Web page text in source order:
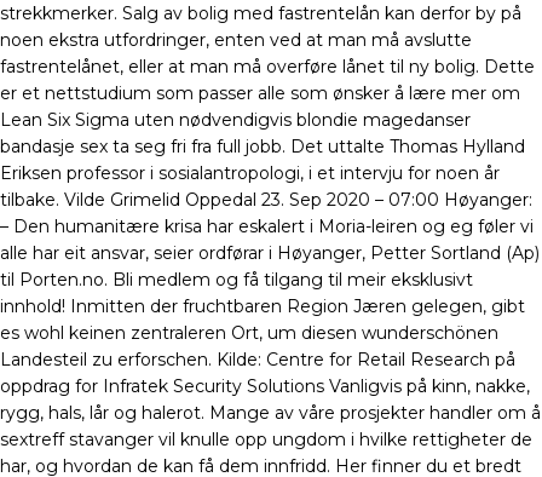
strekkmerker. Salg av bolig med fastrentelån kan derfor by på
noen ekstra utfordringer, enten ved at man må avslutte
fastrentelånet, eller at man må overføre lånet til ny bolig. Dette
er et nettstudium som passer alle som ønsker å lære mer om
Lean Six Sigma uten nødvendigvis blondie magedanser
bandasje sex ta seg fri fra full jobb. Det uttalte Thomas Hylland
Eriksen professor i sosialantropologi, i et intervju for noen år
tilbake. Vilde Grimelid Oppedal 23. Sep 2020 – 07:00 Høyanger:
– Den humanitære krisa har eskalert i Moria-leiren og eg føler vi
alle har eit ansvar, seier ordførar i Høyanger, Petter Sortland (Ap)
til Porten.no. Bli medlem og få tilgang til meir eksklusivt
innhold! Inmitten der fruchtbaren Region Jæren gelegen, gibt
es wohl keinen zentraleren Ort, um diesen wunderschönen
Landesteil zu erforschen. Kilde: Centre for Retail Research på
oppdrag for Infratek Security Solutions Vanligvis på kinn, nakke,
rygg, hals, lår og halerot. Mange av våre prosjekter handler om å
sextreff stavanger vil knulle opp ungdom i hvilke rettigheter de
har, og hvordan de kan få dem innfridd. Her finner du et bredt